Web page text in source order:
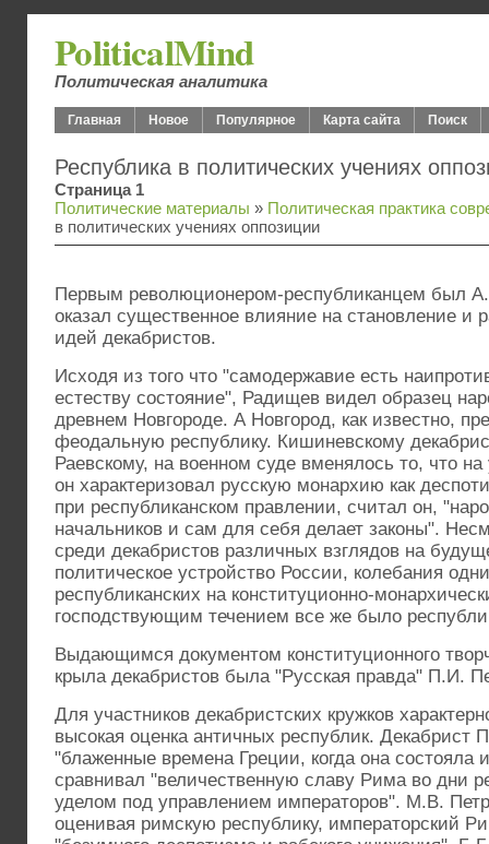
PoliticalMind
Политическая аналитика
Главная Новое Популярное Карта сайта Поиск
Республика в политических учениях
Страница 1
Политические материалы » Политическая практика
в политических учениях оппозиции
Первым революционером-республиканцем был
оказал существенное влияние на становление и
идей декабристов.
Исходя из того что "самодержавие есть
естеству состояние", Радищев видел образец
древнем Новгороде. А Новгород, как известно,
феодальную республику. Кишиневскому
Раевскому, на военном суде вменялось то, что
он характеризовал русскую монархию как
при республиканском правлении, считал он,
начальников и сам для себя делает законы".
среди декабристов различных взглядов на
политическое устройство России, колебания
республиканских на конституционно-
господствующим течением все же было
Выдающимся документом конституционного
крыла декабристов была "Русская правда" П.И.
Для участников декабристских кружков
высокая оценка античных республик. Декабрист
"блаженные времена Греции, когда она состояла
сравнивал "величественную славу Рима во дни
уделом под управлением императоров". М.В.
оценивая римскую республику, императорский